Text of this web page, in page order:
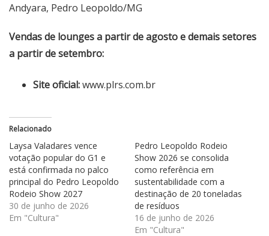
Andyara, Pedro Leopoldo/MG
Vendas de lounges a partir de agosto e demais setores
a partir de setembro:
Site oficial:www.plrs.com.br
Relacionado
Laysa Valadares vence
votação popular do G1 e
está confirmada no palco
principal do Pedro Leopoldo
Rodeio Show 2027
30 de junho de 2026
Em "Cultura"
Pedro Leopoldo Rodeio
Show 2026 se consolida
como referência em
sustentabilidade com a
destinação de 20 toneladas
de resíduos
16 de junho de 2026
Em "Cultura"